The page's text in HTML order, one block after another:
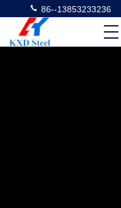
86--13853233236